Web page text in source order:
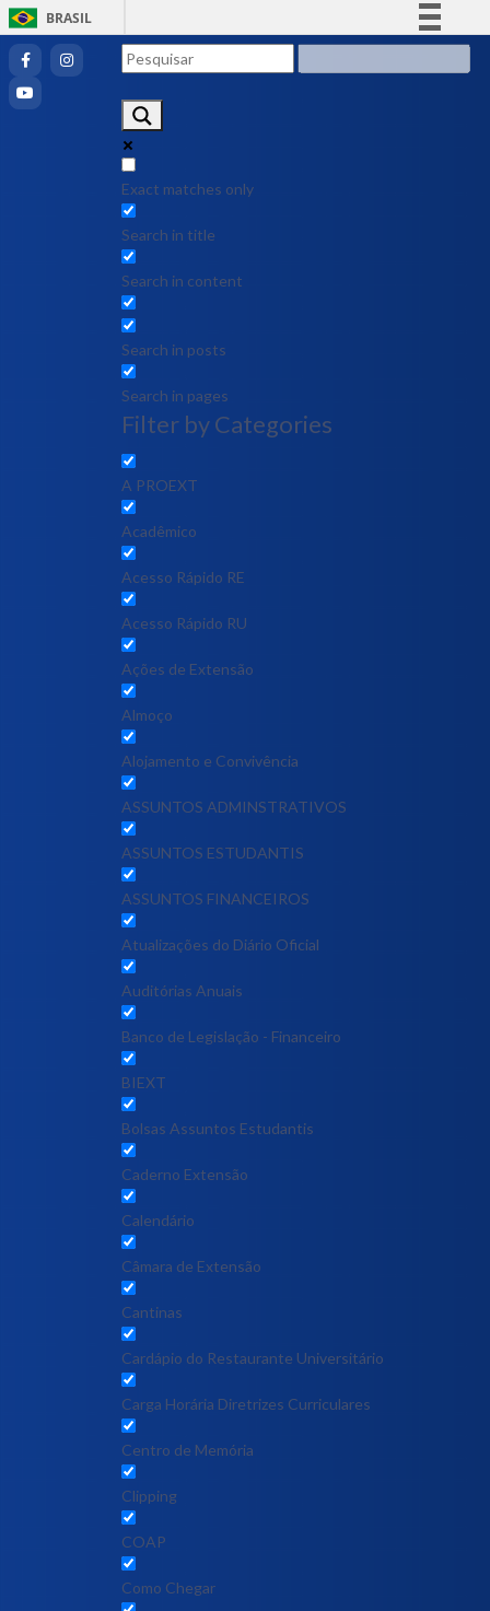
BRASIL
Exact matches only
Search in title
Search in content
Search in posts
Search in pages
Filter by Categories
A PROEXT
Acadêmico
Acesso Rápido RE
Acesso Rápido RU
Ações de Extensão
Almoço
Alojamento e Convivência
ASSUNTOS ADMINSTRATIVOS
ASSUNTOS ESTUDANTIS
ASSUNTOS FINANCEIROS
Atualizações do Diário Oficial
Auditórias Anuais
Banco de Legislação - Financeiro
BIEXT
Bolsas Assuntos Estudantis
Caderno Extensão
Calendário
Câmara de Extensão
Cantinas
Cardápio do Restaurante Universitário
Carga Horária Diretrizes Curriculares
Centro de Memória
Clipping
COAP
Como Chegar